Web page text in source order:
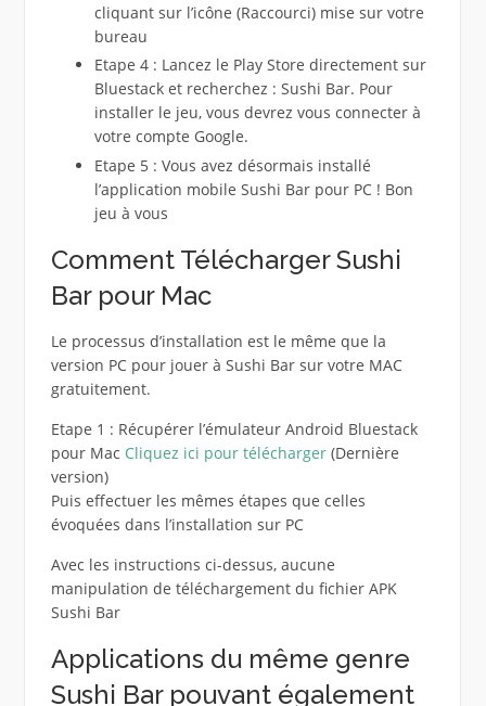
cliquant sur l’icône (Raccourci) mise sur votre
bureau
Etape 4 : Lancez le Play Store directement sur
Bluestack et recherchez : Sushi Bar. Pour
installer le jeu, vous devrez vous connecter à
votre compte Google.
Etape 5 : Vous avez désormais installé
l’application mobile Sushi Bar pour PC ! Bon
jeu à vous
Comment Télécharger Sushi
Bar pour Mac
Le processus d’installation est le même que la
version PC pour jouer à Sushi Bar sur votre MAC
gratuitement.
Etape 1 : Récupérer l’émulateur Android Bluestack
pour Mac Cliquez ici pour télécharger(Dernière
version)
Puis effectuer les mêmes étapes que celles
évoquées dans l’installation sur PC
Avec les instructions ci-dessus, aucune
manipulation de téléchargement du fichier APK
Sushi Bar
Applications du même genre
Sushi Bar pouvant également